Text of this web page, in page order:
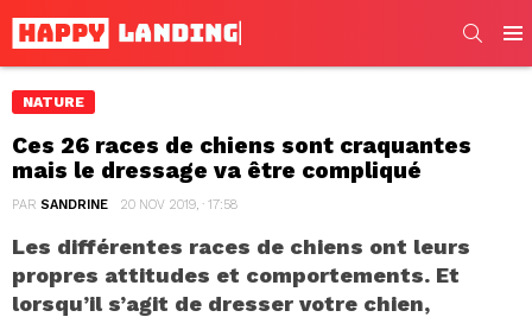
NATURE
Ces 26 races de chiens sont craquantes
mais le dressage va être compliqué
PAR SANDRINE 20 NOV 2019, · 17:58
Les différentes races de chiens ont leurs
propres attitudes et comportements. Et
lorsqu’il s’agit de dresser votre chien,